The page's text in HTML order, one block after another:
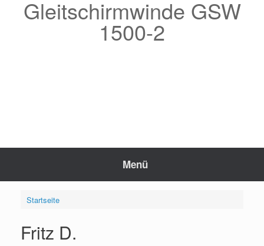
Gleitschirmwinde GSW
1500-2
Menü
Startseite
Fritz D.